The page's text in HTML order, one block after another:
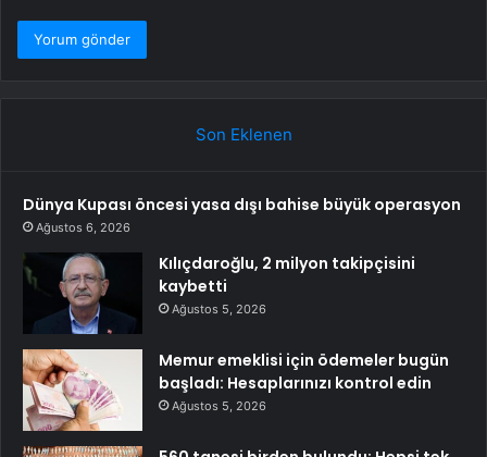
Son Eklenen
Dünya Kupası öncesi yasa dışı bahise büyük operasyon
Ağustos 6, 2026
Kılıçdaroğlu, 2 milyon takipçisini
kaybetti
Ağustos 5, 2026
Memur emeklisi için ödemeler bugün
başladı: Hesaplarınızı kontrol edin
Ağustos 5, 2026